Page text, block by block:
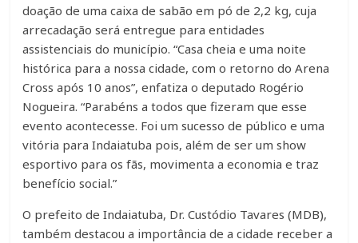
doação de uma caixa de sabão em pó de 2,2 kg, cuja
arrecadação será entregue para entidades
assistenciais do município. “Casa cheia e uma noite
histórica para a nossa cidade, com o retorno do Arena
Cross após 10 anos”, enfatiza o deputado Rogério
Nogueira. “Parabéns a todos que fizeram que esse
evento acontecesse. Foi um sucesso de público e uma
vitória para Indaiatuba pois, além de ser um show
esportivo para os fãs, movimenta a economia e traz
benefício social.”
O prefeito de Indaiatuba, Dr. Custódio Tavares (MDB),
também destacou a importância de a cidade receber a